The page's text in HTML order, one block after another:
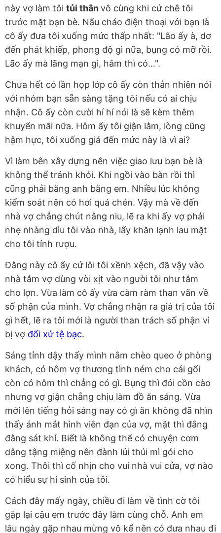
này vợ làm tôi tủi thânvô cùng khi cứ chê tôi
trước mặt bạn bè. Nấu cháo điện thoại với bạn là
cô ấy đưa tôi xuống mức thấp nhất: "Lão ấy à, dơ
đến phát khiếp, phong độ gì nữa, bụng có mỡ rồi.
Lão ấy mà lãng mạn gì, hâm thì có…".
Chưa hết có lần họp lớp cô ấy còn thản nhiên nói
với nhóm bạn sẵn sàng tặng tôi nếu có ai chịu
nhận. Cô ấy còn cười hí hí nói là sẽ kèm thêm
khuyến mãi nữa. Hôm ấy tôi giận lắm, lòng cũng
hậm hực, tôi xuống giá đến mức này là vì ai?
Vì làm bên xây dựng nên việc giao lưu bạn bè là
không thể tránh khỏi. Khi ngồi vào bàn rồi thì
cũng phải bằng anh bằng em. Nhiều lúc không
kiểm soát nên có hơi quá chén. Vậy mà về đến
nhà vợ chẳng chút nâng niu, lẽ ra khi ấy vợ phải
nhẹ nhàng dìu tôi vào nhà, lấy khăn lạnh lau mặt
cho tôi tỉnh rượu.
Đằng này cô ấy cứ lôi tôi xềnh xệch, đã vậy vào
nhà tắm vợ dùng vòi xịt vào người tôi như tắm
cho lợn. Vừa làm cô ấy vừa càm ràm than vãn về
số phận của mình. Vợ chẳng nhận ra giá trị của tôi
gì hết, lẽ ra tôi mới là người than trách số phận vì
bị vợ đối xử tệ bạc.
Sáng tỉnh dậy thấy mình nằm chèo queo ở phòng
khách, có hôm vợ thương tình ném cho cái gối
còn có hôm thì chẳng có gì. Bụng thì đói cồn cào
nhưng vợ giận chẳng chịu làm đồ ăn sáng. Vừa
mới lên tiếng hỏi sáng nay có gì ăn không đã nhìn
thấy ánh mắt hình viên đạn của vợ, mặt thì đằng
đằng sát khí. Biết là không thể có chuyện cơm
dâng tậng miệng nên đành lủi thủi mì gói cho
xong. Thôi thì cố nhịn cho vui nhà vui cửa, vợ nào
có hiểu sự hi sinh của tôi.
Cách đây mấy ngày, chiều đi làm về tình cờ tôi
gặp lại cậu em trước đây làm cùng chỗ. Anh em
lâu ngày gặp nhau mừng vô kể nên có đưa nhau đi